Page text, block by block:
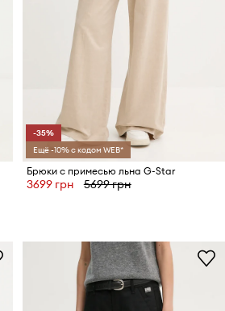
-35%
Ещё -10% с кодом WEB*
Брюки с примесью льна G-Star
3699 грн 5699 грн